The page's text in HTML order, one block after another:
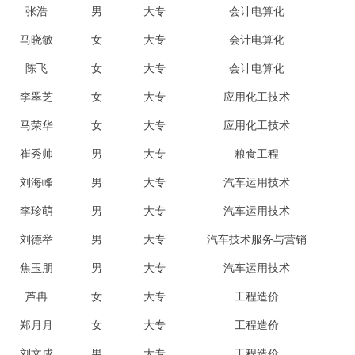
张浩 男 大专 会计电算化
马晓敏 女 大专 会计电算化
陈飞 女 大专 会计电算化
李翠芝 女 大专 应用化工技术
马荣华 女 大专 应用化工技术
崔秀帅 男 大专 粮食工程
刘海峰 男 大专 汽车运用技术
李珍萌 男 大专 汽车运用技术
刘德举 男 大专 汽车技术服务与营销
焦玉朋 男 大专 汽车运用技术
芦冉 女 大专 工程造价
郑月月 女 大专 工程造价